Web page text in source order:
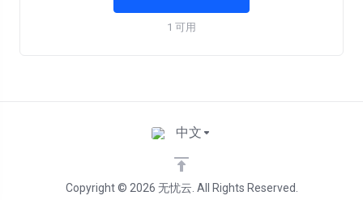
1 可用
Copyright © 2026 无忧云. All Rights Reserved.
中文